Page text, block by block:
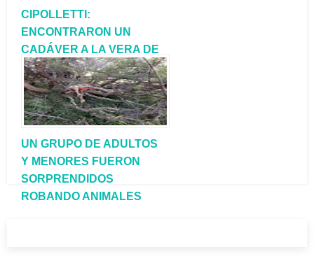
CIPOLLETTI:
ENCONTRARON UN
CADÁVER A LA VERA DE
LA RUTA 151
UN GRUPO DE ADULTOS
Y MENORES FUERON
SORPRENDIDOS
ROBANDO ANIMALES